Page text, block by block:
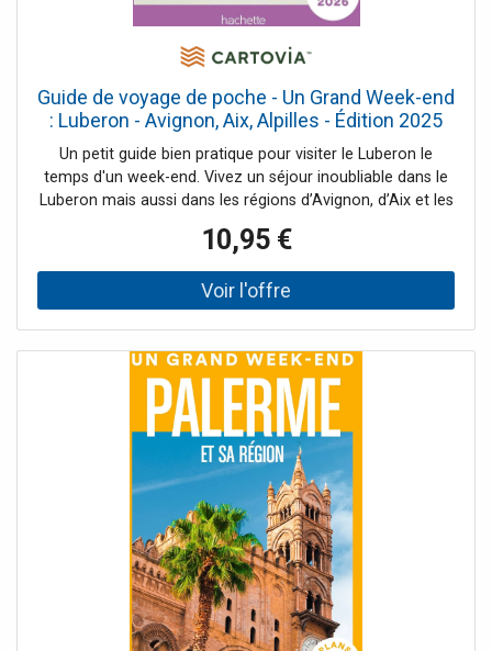
Guide de voyage de poche - Un Grand Week-end
: Luberon - Avignon, Aix, Alpilles - Édition 2025
Hachette
Un petit guide bien pratique pour visiter le Luberon le
temps d'un week-end. Vivez un séjour inoubliable dans le
Luberon mais aussi dans les régions d’Avignon, d’Aix et les
Alpilles grâce à ce guide de format poche ultra complet
!Découvrez les incontournables de la destination comme
les lieux plus confidentiels, profitez des balades et des
activités de plein air…• Des expériences uniques et des
activités originales : pratiquer le yoga au milieu des vignes,
le célèbre Festival d’Avignon, apprendre à cuisiner comme
un chef du Sud, entrer dans une toile de maître aux
Carrières des lumières dans les Alpilles…• Les meilleures
adresses soigneusement sélectionnées par nos auteurs :
notre top des tables provençales, nos boutiques de
calissons préférées, les plus beaux marchés de Provence,
le top des activités en famille…• Quatre propositions de
week-ends selon vos envies et votre lieu de séjour : un
week-end 100% Luberon, un autre provençal, un séjour en
famille et un autre sportif. Et aussi : les meilleurs plans
pour fuir la canicule et la foule !• Toutes les infos
pratiques pour chaque région.• Un plan par région, un plan
d’Avignon et d’Aix-en-Provence avec toutes les adresses
10,95 €